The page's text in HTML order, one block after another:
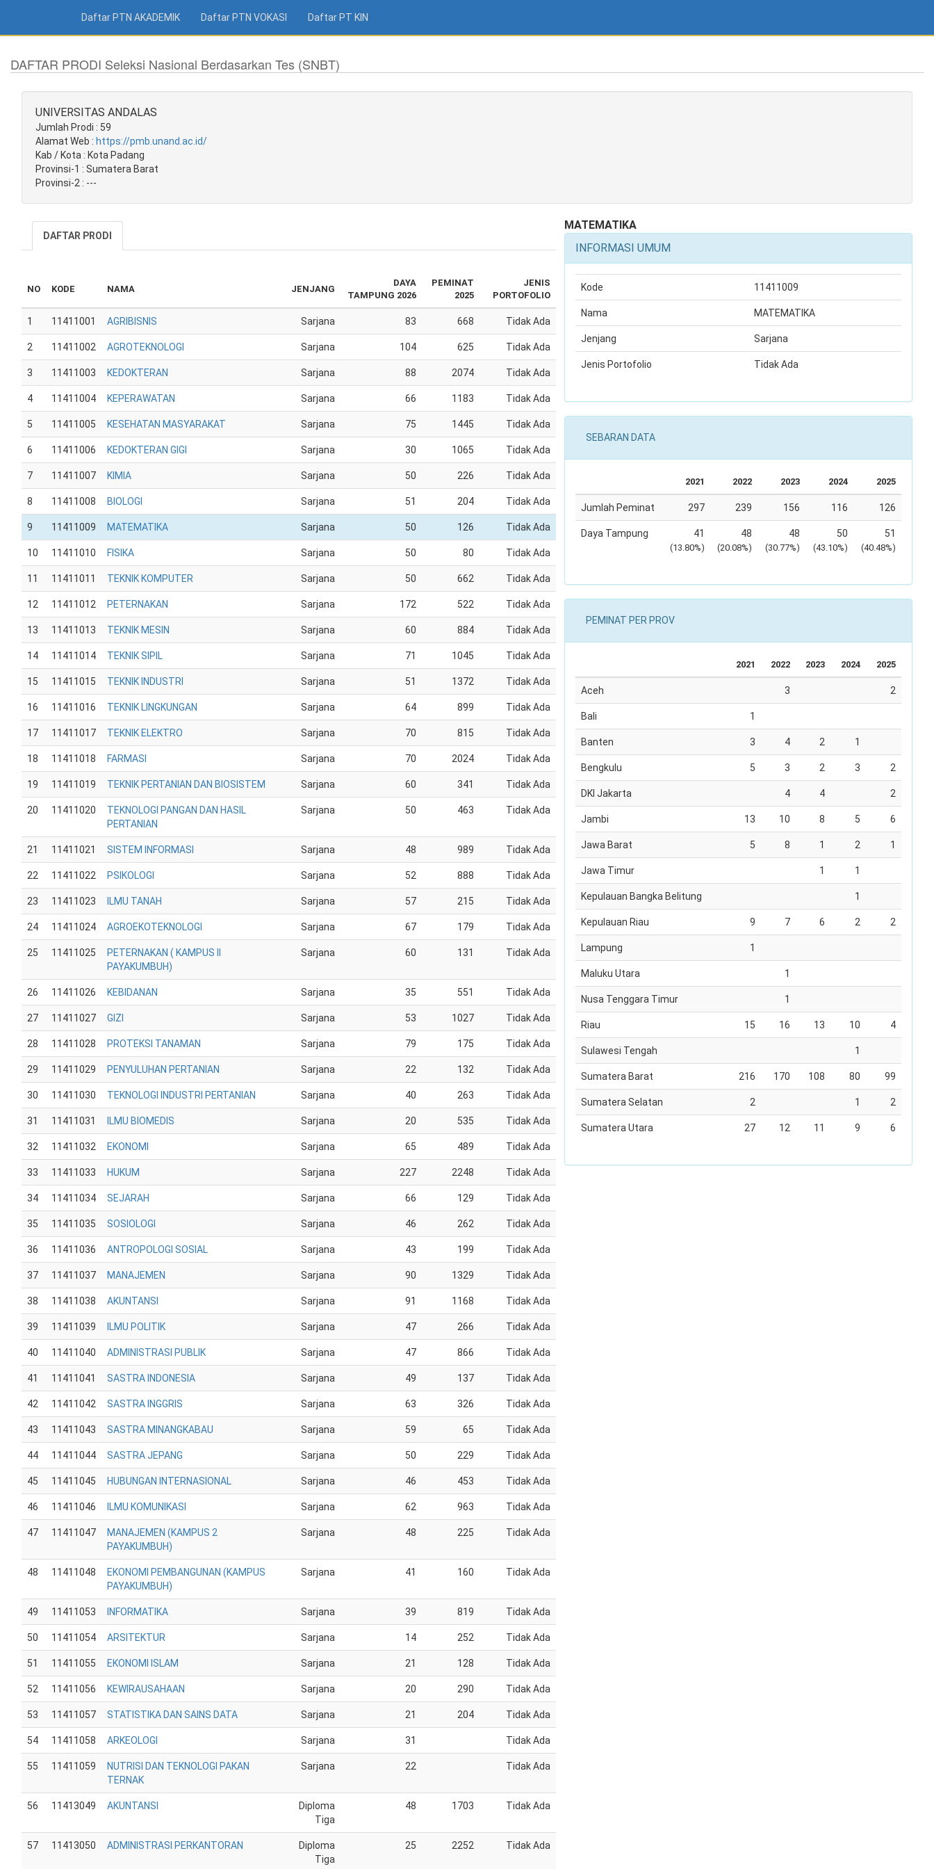
Daftar PTN AKADEMIK Daftar PTN VOKASI Daftar PT KIN
DAFTAR PRODI Seleksi Nasional Berdasarkan Tes (SNBT)
UNIVERSITAS ANDALAS
Jumlah Prodi : 59
Alamat Web : https://pmb.unand.ac.id/
Kab / Kota : Kota Padang
Provinsi-1 : Sumatera Barat
Provinsi-2 : ---
DAFTAR PRODI
NO KODE NAMA JENJANG
DAYA
TAMPUNG 2026
PEMINAT
2025
JENIS
PORTOFOLIO
1 11411001 AGRIBISNIS Sarjana 83 668 Tidak Ada
2 11411002 AGROTEKNOLOGI Sarjana 104 625 Tidak Ada
3 11411003 KEDOKTERAN Sarjana 88 2074 Tidak Ada
4 11411004 KEPERAWATAN Sarjana 66 1183 Tidak Ada
5 11411005 KESEHATAN MASYARAKAT Sarjana 75 1445 Tidak Ada
6 11411006 KEDOKTERAN GIGI Sarjana 30 1065 Tidak Ada
7 11411007 KIMIA Sarjana 50 226 Tidak Ada
8 11411008 BIOLOGI Sarjana 51 204 Tidak Ada
9 11411009 MATEMATIKA Sarjana 50 126 Tidak Ada
10 11411010 FISIKA Sarjana 50 80 Tidak Ada
11 11411011 TEKNIK KOMPUTER Sarjana 50 662 Tidak Ada
12 11411012 PETERNAKAN Sarjana 172 522 Tidak Ada
13 11411013 TEKNIK MESIN Sarjana 60 884 Tidak Ada
14 11411014 TEKNIK SIPIL Sarjana 71 1045 Tidak Ada
15 11411015 TEKNIK INDUSTRI Sarjana 51 1372 Tidak Ada
16 11411016 TEKNIK LINGKUNGAN Sarjana 64 899 Tidak Ada
17 11411017 TEKNIK ELEKTRO Sarjana 70 815 Tidak Ada
18 11411018 FARMASI Sarjana 70 2024 Tidak Ada
19 11411019 TEKNIK PERTANIAN DAN BIOSISTEM Sarjana 60 341 Tidak Ada
20 11411020
TEKNOLOGI PANGAN DAN HASIL
PERTANIAN
Sarjana 50 463 Tidak Ada
21 11411021 SISTEM INFORMASI Sarjana 48 989 Tidak Ada
22 11411022 PSIKOLOGI Sarjana 52 888 Tidak Ada
23 11411023 ILMU TANAH Sarjana 57 215 Tidak Ada
24 11411024 AGROEKOTEKNOLOGI Sarjana 67 179 Tidak Ada
25 11411025
PETERNAKAN ( KAMPUS II
PAYAKUMBUH)
Sarjana 60 131 Tidak Ada
26 11411026 KEBIDANAN Sarjana 35 551 Tidak Ada
27 11411027 GIZI Sarjana 53 1027 Tidak Ada
28 11411028 PROTEKSI TANAMAN Sarjana 79 175 Tidak Ada
29 11411029 PENYULUHAN PERTANIAN Sarjana 22 132 Tidak Ada
30 11411030 TEKNOLOGI INDUSTRI PERTANIAN Sarjana 40 263 Tidak Ada
31 11411031 ILMU BIOMEDIS Sarjana 20 535 Tidak Ada
32 11411032 EKONOMI Sarjana 65 489 Tidak Ada
33 11411033 HUKUM Sarjana 227 2248 Tidak Ada
34 11411034 SEJARAH Sarjana 66 129 Tidak Ada
35 11411035 SOSIOLOGI Sarjana 46 262 Tidak Ada
36 11411036 ANTROPOLOGI SOSIAL Sarjana 43 199 Tidak Ada
37 11411037 MANAJEMEN Sarjana 90 1329 Tidak Ada
38 11411038 AKUNTANSI Sarjana 91 1168 Tidak Ada
39 11411039 ILMU POLITIK Sarjana 47 266 Tidak Ada
40 11411040 ADMINISTRASI PUBLIK Sarjana 47 866 Tidak Ada
41 11411041 SASTRA INDONESIA Sarjana 49 137 Tidak Ada
42 11411042 SASTRA INGGRIS Sarjana 63 326 Tidak Ada
43 11411043 SASTRA MINANGKABAU Sarjana 59 65 Tidak Ada
44 11411044 SASTRA JEPANG Sarjana 50 229 Tidak Ada
45 11411045 HUBUNGAN INTERNASIONAL Sarjana 46 453 Tidak Ada
46 11411046 ILMU KOMUNIKASI Sarjana 62 963 Tidak Ada
47 11411047
MANAJEMEN (KAMPUS 2
PAYAKUMBUH)
Sarjana 48 225 Tidak Ada
48 11411048
EKONOMI PEMBANGUNAN (KAMPUS
PAYAKUMBUH)
Sarjana 41 160 Tidak Ada
49 11411053 INFORMATIKA Sarjana 39 819 Tidak Ada
50 11411054 ARSITEKTUR Sarjana 14 252 Tidak Ada
51 11411055 EKONOMI ISLAM Sarjana 21 128 Tidak Ada
52 11411056 KEWIRAUSAHAAN Sarjana 20 290 Tidak Ada
53 11411057 STATISTIKA DAN SAINS DATA Sarjana 21 204 Tidak Ada
54 11411058 ARKEOLOGI Sarjana 31 Tidak Ada
55 11411059
NUTRISI DAN TEKNOLOGI PAKAN
TERNAK
Sarjana 22 Tidak Ada
56 11413049 AKUNTANSI
Diploma
Tiga
48 1703 Tidak Ada
57 11413050 ADMINISTRASI PERKANTORAN
Diploma
Tiga
25 2252 Tidak Ada
MATEMATIKA
INFORMASI UMUM
Kode 11411009
Nama MATEMATIKA
Jenjang Sarjana
Jenis Portofolio Tidak Ada
SEBARAN DATA
2021 2022 2023 2024 2025
Jumlah Peminat 297 239 156 116 126
Daya Tampung 41
(13.80%)
48
(20.08%)
48
(30.77%)
50
(43.10%)
51
(40.48%)
PEMINAT PER PROV
2021 2022 2023 2024 2025
Aceh 3 2
Bali 1
Banten 3 4 2 1
Bengkulu 5 3 2 3 2
DKI Jakarta 4 4 2
Jambi 13 10 8 5 6
Jawa Barat 5 8 1 2 1
Jawa Timur 1 1
Kepulauan Bangka Belitung 1
Kepulauan Riau 9 7 6 2 2
Lampung 1
Maluku Utara 1
Nusa Tenggara Timur 1
Riau 15 16 13 10 4
Sulawesi Tengah 1
Sumatera Barat 216 170 108 80 99
Sumatera Selatan 2 1 2
Sumatera Utara 27 12 11 9 6